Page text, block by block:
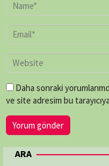
Daha sonraki
ve site adresim bu
ARA